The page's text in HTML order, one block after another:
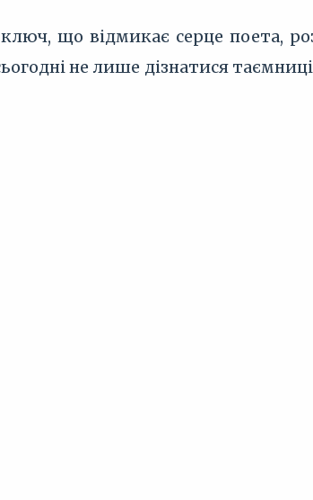
що відмикає серце поета,
не лише дізнатися